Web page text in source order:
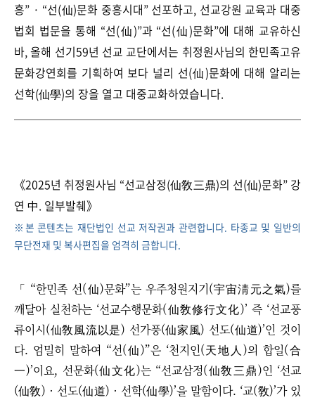
흥” · “선(仙)문화 중흥시대” 선포하고, 선교강원 교육과 대중
법회 법문을 통해 “선(仙)”과 “선(仙)문화”에 대해 교유하신
바, 올해 선기59년 선교 교단에서는 취정원사님의 한민족고유
문화강연회를 기획하여 보다 널리 선(仙)문화에 대해 알리는
선학(仙學)의 장을 열고 대중교화하였습니다.
《2025년 취정원사님 “선교삼정(仙敎三鼎)의 선(仙)문화” 강
연 中. 일부발췌》
※본 콘텐츠는 재단법인 선교 저작권과 관련합니다. 타종교 및 일반의
무단전재 및 복사편집을 엄격히 금합니다.
「 “한민족 선(仙)문화”는 우주청원지기(宇宙淸元之氣)를
깨달아 실천하는 ‘선교수행문화(仙敎修行文化)’ 즉 ‘선교풍
류이시(仙敎風流以是) 선가풍(仙家風) 선도(仙道)’인 것이
다. 엄밀히 말하여 “선(仙)”은 ‘천지인(天地人)의 합일(合
一)’이요, 선문화(仙文化)는 “선교삼정(仙敎三鼎)인 ‘선교
(仙敎) · 선도(仙道) · 선학(仙學)’을 말함이다. ‘교(敎)’가 있